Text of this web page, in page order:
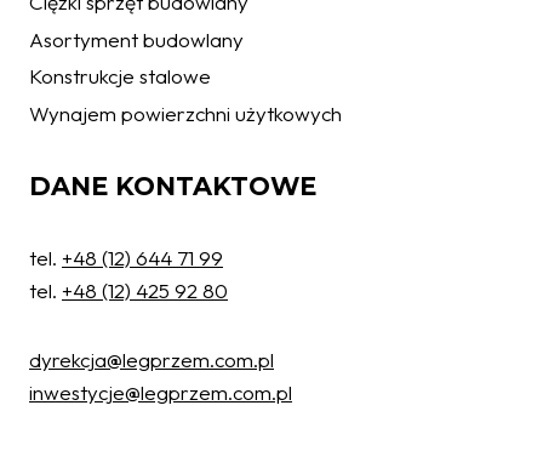
Asortyment budowlany
Konstrukcje stalowe
Wynajem powierzchni użytkowych
DANE KONTAKTOWE
tel. +48 (12) 644 71 99
tel. +48 (12) 425 92 80
dyrekcja@legprzem.com.pl
inwestycje@legprzem.com.pl